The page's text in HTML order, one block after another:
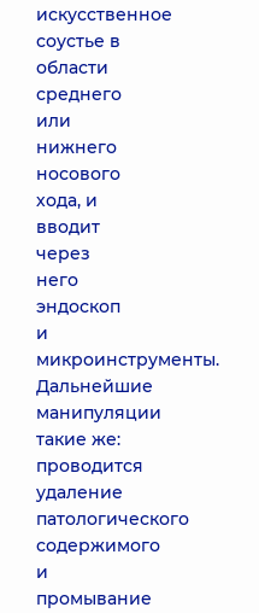
искусственное
соустье в
области
среднего
или
нижнего
носового
хода, и
вводит
через
него
эндоскоп
и
микроинструменты.
Дальнейшие
манипуляции
такие же:
проводится
удаление
патологического
содержимого
и
промывание